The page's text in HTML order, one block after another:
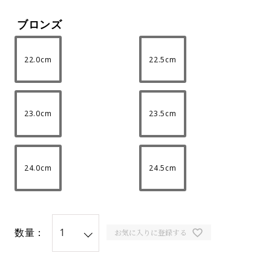
ブロンズ
22.0cm 22.5cm
23.0cm 23.5cm
24.0cm 24.5cm
数量： お気に入りに登録する